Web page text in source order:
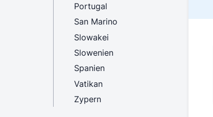
Portugal
San Marino
Slowakei
Slowenien
Spanien
Vatikan
Zypern